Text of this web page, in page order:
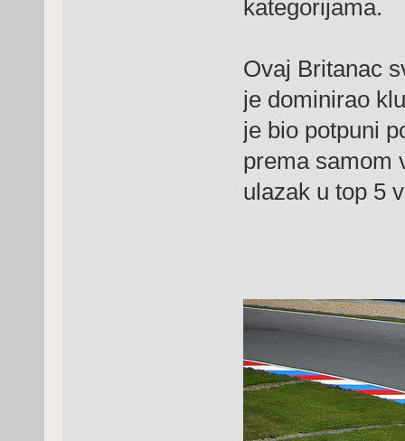
kategorijama.
Ovaj Britanac
je dominirao
je bio potpuni
prema samom
ulazak u top 5